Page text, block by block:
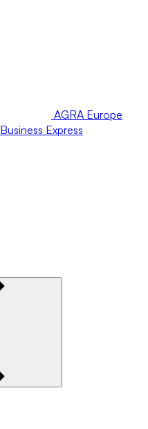
AGRA Europe
Business Express